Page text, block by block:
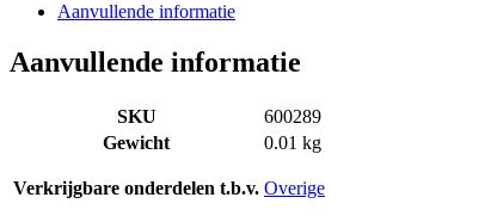
Aanvullende informatie
Aanvullende informatie
SKU
600289
Gewicht
0.01 kg
Verkrijgbare onderdelen t.b.v. Overige